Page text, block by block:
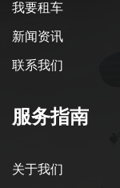
我要租车
新闻资讯
联系我们
服务指南
关于我们